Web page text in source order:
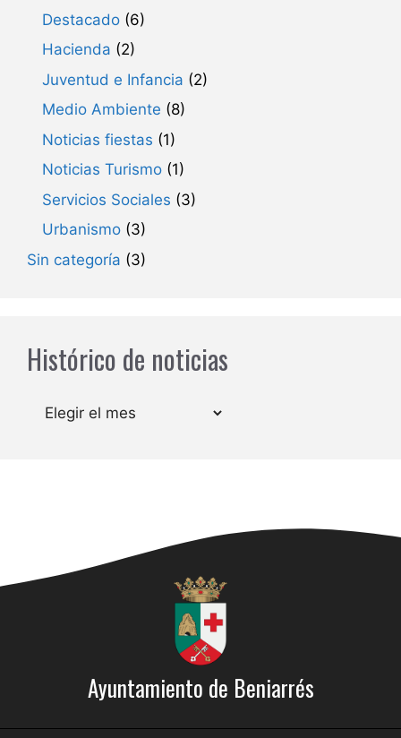
Destacado (6)
Hacienda (2)
Juventud e Infancia (2)
Medio Ambiente (8)
Noticias fiestas (1)
Noticias Turismo (1)
Servicios Sociales (3)
Urbanismo (3)
Sin categoría (3)
Histórico de noticias
Archivos
Ayuntamiento de Beniarrés